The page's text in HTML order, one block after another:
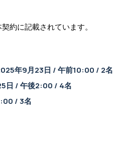
約に記載されています。
年9月23日 / 午前10:00 / 2名
日 / 午後2:00 / 4名
/ 3名